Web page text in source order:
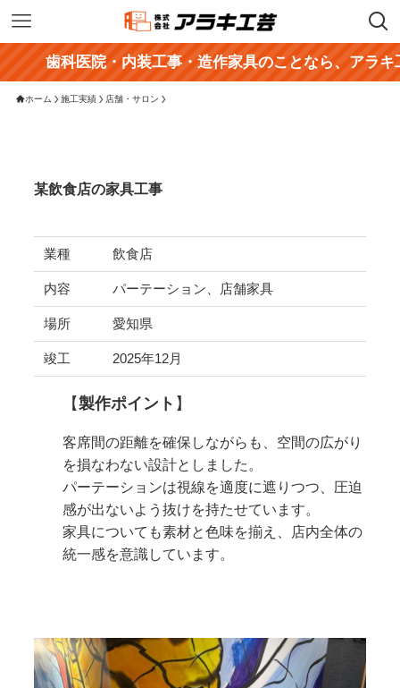
歯科医院・内装工事・造作家具のことなら、アラキ工芸
ホーム 施工実績 店舗・サロン
某飲食店の家具工事
業種 飲食店
内容 パーテーション、店舗家具
場所 愛知県
竣工 2025年12月
【製作ポイント 】
客席間の距離を確保しながらも、空間の広がり
を損なわない設計としました。
パーテーションは視線を適度に遮りつつ、圧迫
感が出ないよう抜けを持たせています。
家具についても素材と色味を揃え、店内全体の
統一感を意識しています。